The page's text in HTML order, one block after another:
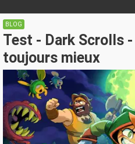
BLOG
Test - Dark Scrolls
toujours mieux